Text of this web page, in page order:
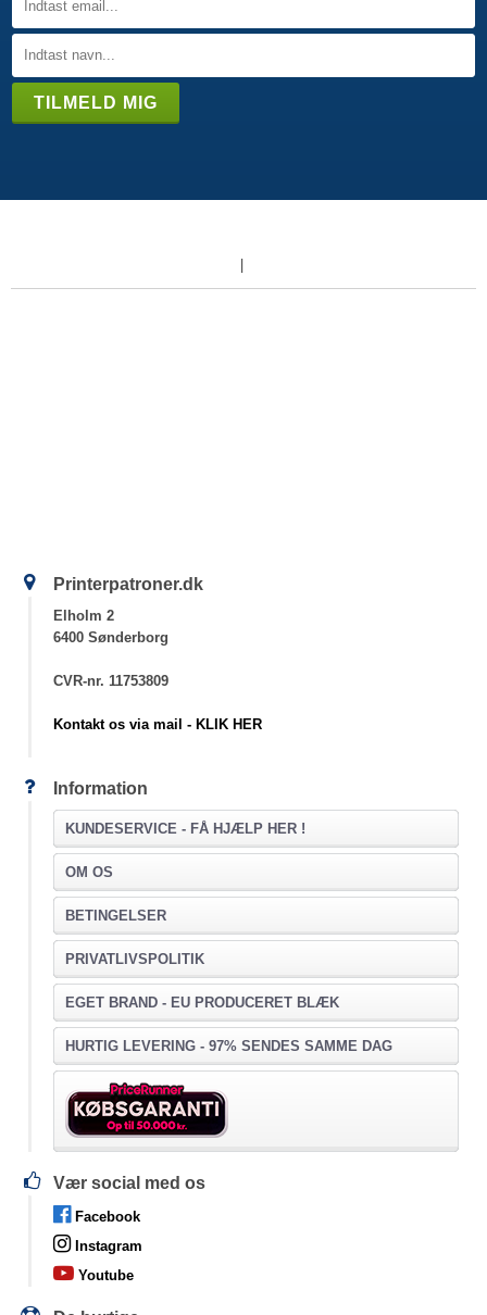
Printerpatroner.dk
Elholm 2
6400 Sønderborg
CVR-nr. 11753809
Kontakt os via mail - KLIK HER
Information
KUNDESERVICE - FÅ HJÆLP HER !
OM OS
BETINGELSER
PRIVATLIVSPOLITIK
EGET BRAND - EU PRODUCERET BLÆK
HURTIG LEVERING - 97% SENDES SAMME DAG
Vær social med os
Facebook
Instagram
Youtube